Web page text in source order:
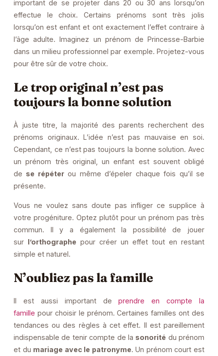
important de se projeter dans 20 ou 30 ans lorsqu’on
effectue le choix. Certains prénoms sont très jolis
lorsqu’on est enfant et ont exactement l’effet contraire à
l’âge adulte. Imaginez un prénom de Princesse-Barbie
dans un milieu professionnel par exemple. Projetez-vous
pour être sûr de votre choix.
Le trop original n’est pas
toujours la bonne solution
À juste titre, la majorité des parents recherchent des
prénoms originaux. L’idée n’est pas mauvaise en soi.
Cependant, ce n’est pas toujours la bonne solution. Avec
un prénom très original, un enfant est souvent obligé
de se répéterou même d’épeler chaque fois qu’il se
présente.
Vous ne voulez sans doute pas infliger ce supplice à
votre progéniture. Optez plutôt pour un prénom pas très
commun. Il y a également la possibilité de jouer
sur l’orthographe pour créer un effet tout en restant
simple et naturel.
N’oubliez pas la famille
Il est aussi important deprendre en compte la
famille pour choisir le prénom. Certaines familles ont des
tendances ou des règles à cet effet. Il est pareillement
indispensable de tenir compte de la sonorité du prénom
et du mariage avec le patronyme. Un prénom court est